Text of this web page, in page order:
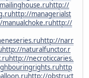
http://
http://managerialst
http://
http://narr
http://naturalfunctor.r
http://necroticcaries.
http
http://obstruct